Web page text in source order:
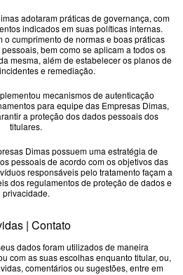
adotaram práticas de governança, com
indicados em suas políticas internas.
o cumprimento de normas e boas práticas
bem como se aplicam a todos os
mesma, além de estabelecer os planos de
e remediação.
mecanismos de autenticação
para equipe das Empresas Dimas,
a proteção dos dados pessoais dos
titulares.
Dimas possuem uma estratégia de
pessoais de acordo com os objetivos das
responsáveis pelo tratamento façam a
dos regulamentos de proteção de dados e
privacidade.
| Contato
dados foram utilizados de maneira
com as suas escolhas enquanto titular, ou,
comentários ou sugestões, entre em